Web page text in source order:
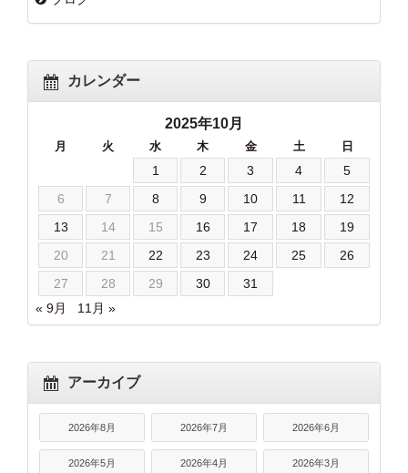
カレンダー
2025年10月
月 火 水 木 金 土 日
1 2 3 4
5
6
7 8 9 10 11
12
13
14 15 16 17 18
19
20
21 22 23 24 25
26
27
28 29 30
31
« 9月
11月 »
アーカイブ
2026年8月 2026年7月 2026年6月
2026年5月 2026年4月 2026年3月